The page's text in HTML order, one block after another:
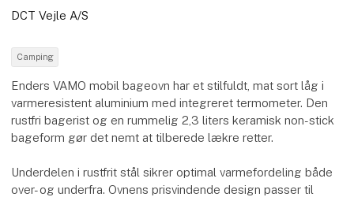
DCT Vejle A/S
Camping
Enders VAMO mobil bageovn har et stilfuldt, mat sort låg i
varmeresistent aluminium med integreret termometer. Den
rustfri bagerist og en rummelig 2,3 liters keramisk non-stick
bageform gør det nemt at tilberede lækre retter.
Underdelen i rustfrit stål sikrer optimal varmefordeling både
over- og underfra. Ovnens prisvindende design passer til